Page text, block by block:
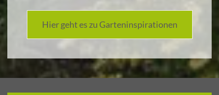
Hier geht es zu Garteninspirationen